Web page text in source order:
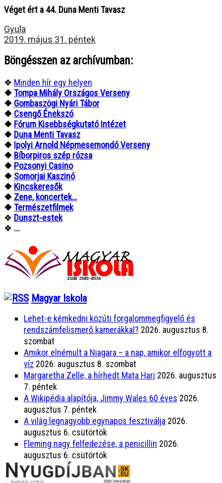
Véget ért a 44. Duna Menti Tavasz
Gyula
2019. május 31. péntek
Böngésszen az archívumban:
❖ Minden hír egy helyen
❖Tompa Mihály Országos Verseny
❖ Gombaszögi Nyári Tábor
❖ Csengő Énekszó
❖ Fórum Kisebbségkutató Intézet
❖ Duna Menti Tavasz
❖ Ipolyi Arnold Népmesemondó Verseny
❖ Bíborpiros szép rózsa
❖ Pozsonyi Casino
❖ Somorjai Kaszinó
❖ Kincskeresők
❖ Zene, koncertek…
❖Természetfilmek
❖ Dunszt-estek
❖ ...
Magyar Iskola
Lehet-e kémkedni közúti forgalommegfigyelő és
rendszámfelismerő kamerákkal? 2026. augusztus 8.
szombat
Amikor elnémult a Niagara – a nap, amikor elfogyott a
víz 2026. augusztus 8. szombat
Margaretha Zelle, a hírhedt Mata Hari 2026. augusztus
7. péntek
A Wikipédia alapítója, Jimmy Wales 60 éves 2026.
augusztus 7. péntek
A világ legnagyobb egynapos fesztiválja 2026.
augusztus 6. csütörtök
Fleming nagy felfedezése, a penicillin 2026.
augusztus 6. csütörtök